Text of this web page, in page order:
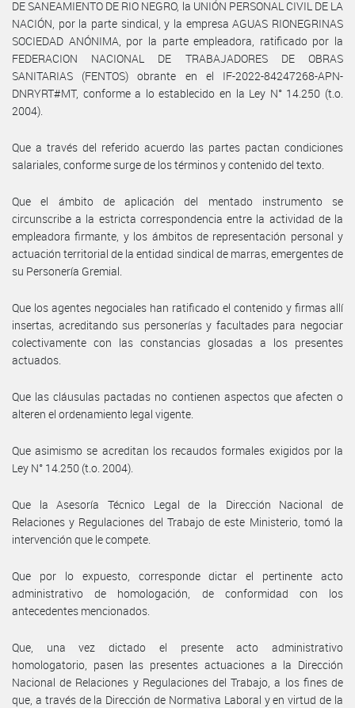
DE SANEAMIENTO DE RIO NEGRO, la UNIÓN PERSONAL CIVIL DE LA
NACIÓN, por la parte sindical, y la empresa AGUAS RIONEGRINAS
SOCIEDAD ANÓNIMA, por la parte empleadora, ratificado por la
FEDERACION NACIONAL DE TRABAJADORES DE OBRAS
SANITARIAS (FENTOS) obrante en el IF-2022-84247268-APN-
DNRYRT#MT, conforme a lo establecido en la Ley N° 14.250 (t.o.
2004).
Que a través del referido acuerdo las partes pactan condiciones
salariales, conforme surge de los términos y contenido del texto.
Que el ámbito de aplicación del mentado instrumento se
circunscribe a la estricta correspondencia entre la actividad de la
empleadora firmante, y los ámbitos de representación personal y
actuación territorial de la entidad sindical de marras, emergentes de
su Personería Gremial.
Que los agentes negociales han ratificado el contenido y firmas allí
insertas, acreditando sus personerías y facultades para negociar
colectivamente con las constancias glosadas a los presentes
actuados.
Que las cláusulas pactadas no contienen aspectos que afecten o
alteren el ordenamiento legal vigente.
Que asimismo se acreditan los recaudos formales exigidos por la
Ley N° 14.250 (t.o. 2004).
Que la Asesoría Técnico Legal de la Dirección Nacional de
Relaciones y Regulaciones del Trabajo de este Ministerio, tomó la
intervención que le compete.
Que por lo expuesto, corresponde dictar el pertinente acto
administrativo de homologación, de conformidad con los
antecedentes mencionados.
Que, una vez dictado el presente acto administrativo
homologatorio, pasen las presentes actuaciones a la Dirección
Nacional de Relaciones y Regulaciones del Trabajo, a los fines de
que, a través de la Dirección de Normativa Laboral y en virtud de la